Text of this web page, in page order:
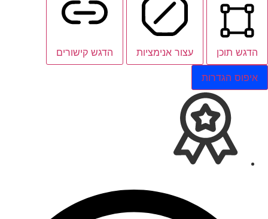
הדגש תוכן עצור אנימציות הדגש קישורים
איפוס הגדרות